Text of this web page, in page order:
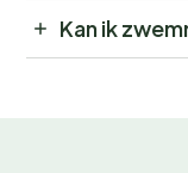
Kan ik